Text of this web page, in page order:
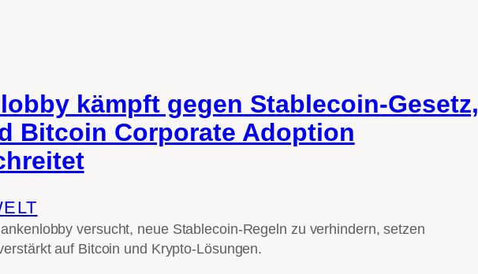
kämpft gegen Stablecoin-Gesetz,
Bitcoin Corporate Adoption
versucht, neue Stablecoin-Regeln zu verhindern, setzen
auf Bitcoin und Krypto-Lösungen.